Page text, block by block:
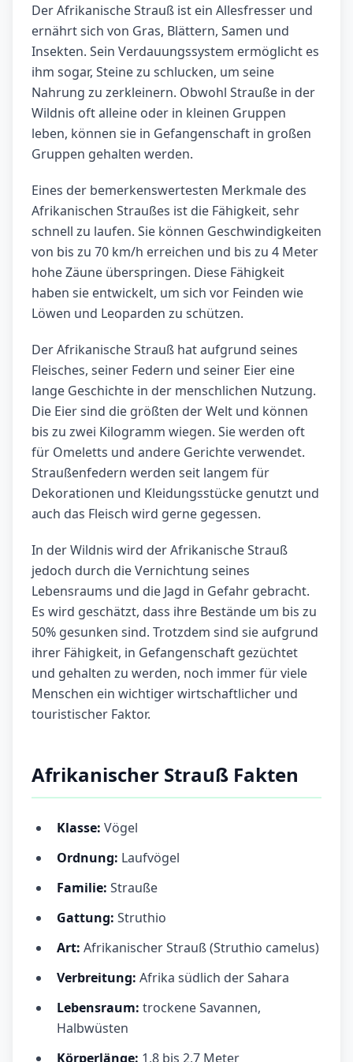
Der Afrikanische Strauß ist ein Allesfresser und
ernährt sich von Gras, Blättern, Samen und
Insekten. Sein Verdauungssystem ermöglicht es
ihm sogar, Steine zu schlucken, um seine
Nahrung zu zerkleinern. Obwohl Strauße in der
Wildnis oft alleine oder in kleinen Gruppen
leben, können sie in Gefangenschaft in großen
Gruppen gehalten werden.
Eines der bemerkenswertesten Merkmale des
Afrikanischen Straußes ist die Fähigkeit, sehr
schnell zu laufen. Sie können Geschwindigkeiten
von bis zu 70 km/h erreichen und bis zu 4 Meter
hohe Zäune überspringen. Diese Fähigkeit
haben sie entwickelt, um sich vor Feinden wie
Löwen und Leoparden zu schützen.
Der Afrikanische Strauß hat aufgrund seines
Fleisches, seiner Federn und seiner Eier eine
lange Geschichte in der menschlichen Nutzung.
Die Eier sind die größten der Welt und können
bis zu zwei Kilogramm wiegen. Sie werden oft
für Omeletts und andere Gerichte verwendet.
Straußenfedern werden seit langem für
Dekorationen und Kleidungsstücke genutzt und
auch das Fleisch wird gerne gegessen.
In der Wildnis wird der Afrikanische Strauß
jedoch durch die Vernichtung seines
Lebensraums und die Jagd in Gefahr gebracht.
Es wird geschätzt, dass ihre Bestände um bis zu
50% gesunken sind. Trotzdem sind sie aufgrund
ihrer Fähigkeit, in Gefangenschaft gezüchtet
und gehalten zu werden, noch immer für viele
Menschen ein wichtiger wirtschaftlicher und
touristischer Faktor.
Afrikanischer Strauß Fakten
Klasse: Vögel
Ordnung: Laufvögel
Familie: Strauße
Gattung: Struthio
Art: Afrikanischer Strauß (Struthio camelus)
Verbreitung: Afrika südlich der Sahara
Lebensraum: trockene Savannen,
Halbwüsten
Körperlänge: 1,8 bis 2,7 Meter